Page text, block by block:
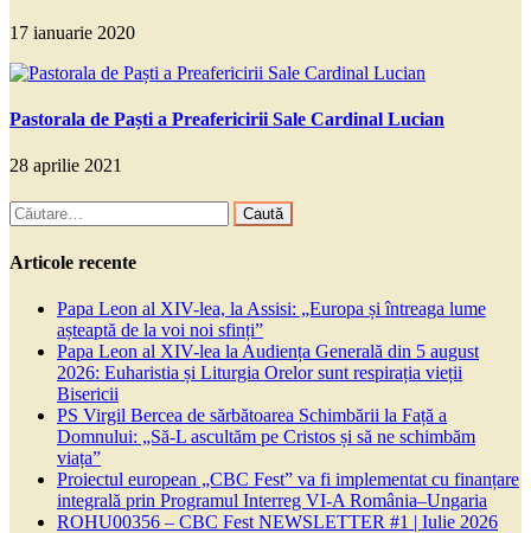
17 ianuarie 2020
Pastorala de Paști a Preafericirii Sale Cardinal Lucian
28 aprilie 2021
Caută
după:
Articole recente
Papa Leon al XIV-lea, la Assisi: „Europa și întreaga lume
așteaptă de la voi noi sfinți”
Papa Leon al XIV-lea la Audiența Generală din 5 august
2026: Euharistia și Liturgia Orelor sunt respirația vieții
Bisericii
PS Virgil Bercea de sărbătoarea Schimbării la Față a
Domnului: „Să-L ascultăm pe Cristos și să ne schimbăm
viața”
Proiectul european „CBC Fest” va fi implementat cu finanțare
integrală prin Programul Interreg VI-A România–Ungaria
ROHU00356 – CBC Fest NEWSLETTER #1 | Iulie 2026